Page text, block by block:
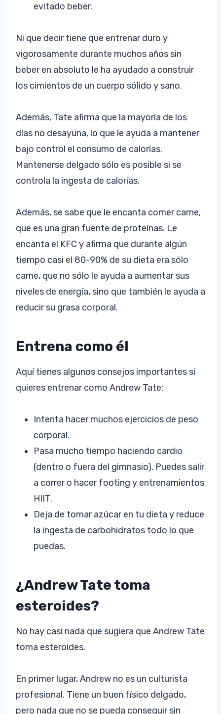
evitado beber.
Ni que decir tiene que entrenar duro y
vigorosamente durante muchos años sin
beber en absoluto le ha ayudado a construir
los cimientos de un cuerpo sólido y sano.
Además, Tate afirma que la mayoría de los
días no desayuna, lo que le ayuda a mantener
bajo control el consumo de calorías.
Mantenerse delgado sólo es posible si se
controla la ingesta de calorías.
Además, se sabe que le encanta comer carne,
que es una gran fuente de proteínas. Le
encanta el KFC y afirma que durante algún
tiempo casi el 80-90% de su dieta era sólo
carne, que no sólo le ayuda a aumentar sus
niveles de energía, sino que también le ayuda a
reducir su grasa corporal.
Entrena como él
Aquí tienes algunos consejos importantes si
quieres entrenar como Andrew Tate:
Intenta hacer muchos ejercicios de peso
corporal.
Pasa mucho tiempo haciendo cardio
(dentro o fuera del gimnasio). Puedes salir
a correr o hacer footing y entrenamientos
HIIT.
Deja de tomar azúcar en tu dieta y reduce
la ingesta de carbohidratos todo lo que
puedas.
¿Andrew Tate toma
esteroides?
No hay casi nada que sugiera que Andrew Tate
toma esteroides.
En primer lugar, Andrew no es un culturista
profesional. Tiene un buen físico delgado,
pero nada que no se pueda conseguir sin